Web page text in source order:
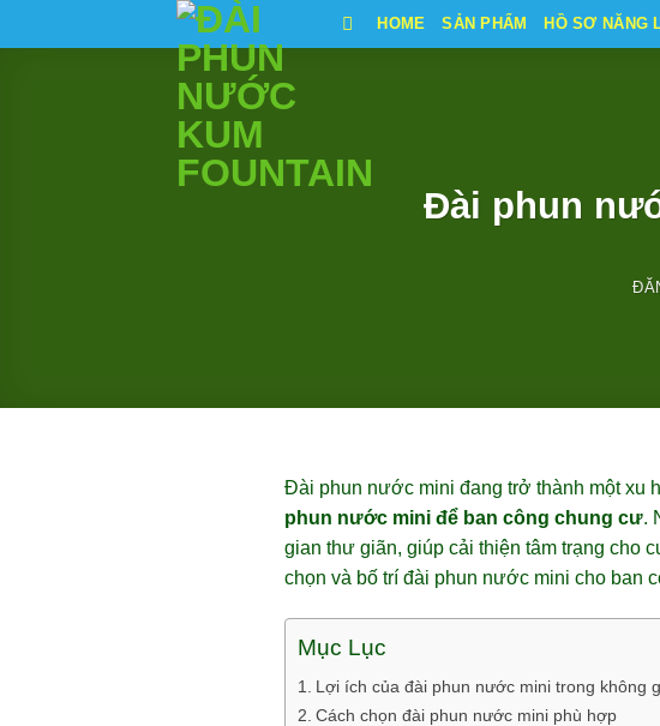
qua
HOME SẢN PHẨM HỒ SƠ NĂNG
Đài phun
Đài phun nước mini đang trở thành một xu
phun nước mini để ban công chung cư.
gian thư giãn, giúp cải thiện tâm trạng cho
chọn và bố trí đài phun nước mini cho ban
Mục Lục
Lợi ích của đài phun nước mini trong không
Cách chọn đài phun nước mini phù hợp